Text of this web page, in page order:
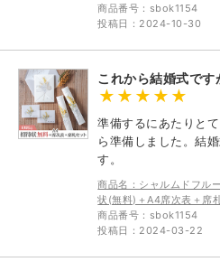
商品番号：sbok1154
投稿日：2024-10-30
これから結婚式です
準備するにあたりと
ら準備しました。結
す。
商品名：シャルムドフル
状(無料)＋A4席次表＋席
商品番号：sbok1154
投稿日：2024-03-22